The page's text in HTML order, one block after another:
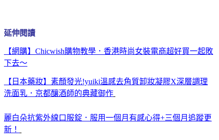
延伸閱讀
【網購】Chicwish購物教學．香港時尚女裝電商超好買一起敗
下去～
【日本藥妝】素顏發光!yuiki溫感去角質卸妝凝膠X深層調理
洗面乳．京都釀酒師的典藏御作
麗白朵抗紫外線口服錠．服用一個月有感心得+三個月追蹤更
新！